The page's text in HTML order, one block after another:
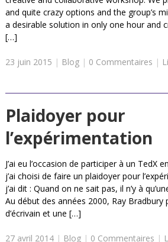
and quite crazy options and the group’s
a desirable solution in only one hour and
[…]
23 juin 2015 | Blog | 0 Commentaires |
Plaidoyer pour
l’expérimentation
J’ai eu l’occasion de participer à un TedX
j’ai choisi de faire un plaidoyer pour
j’ai dit : Quand on ne sait pas, il n’y à
Au début des années 2000, Ray Bradbury
d’écrivain et une […]
27 avril 2014| Blog | 0 Commentaires |